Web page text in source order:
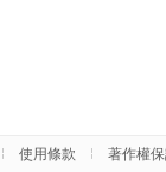
使用條款 著作權